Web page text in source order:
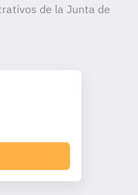
de la Junta de